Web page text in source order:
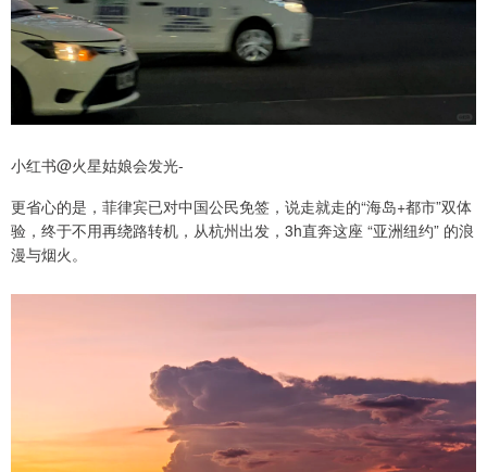
小红书@火星姑娘会发光-
更省心的是，菲律宾已对中国公民免签，说走就走的“海岛+都市”双体
验，终于不用再绕路转机，从杭州出发，3h直奔这座 “亚洲纽约” 的浪
漫与烟火。